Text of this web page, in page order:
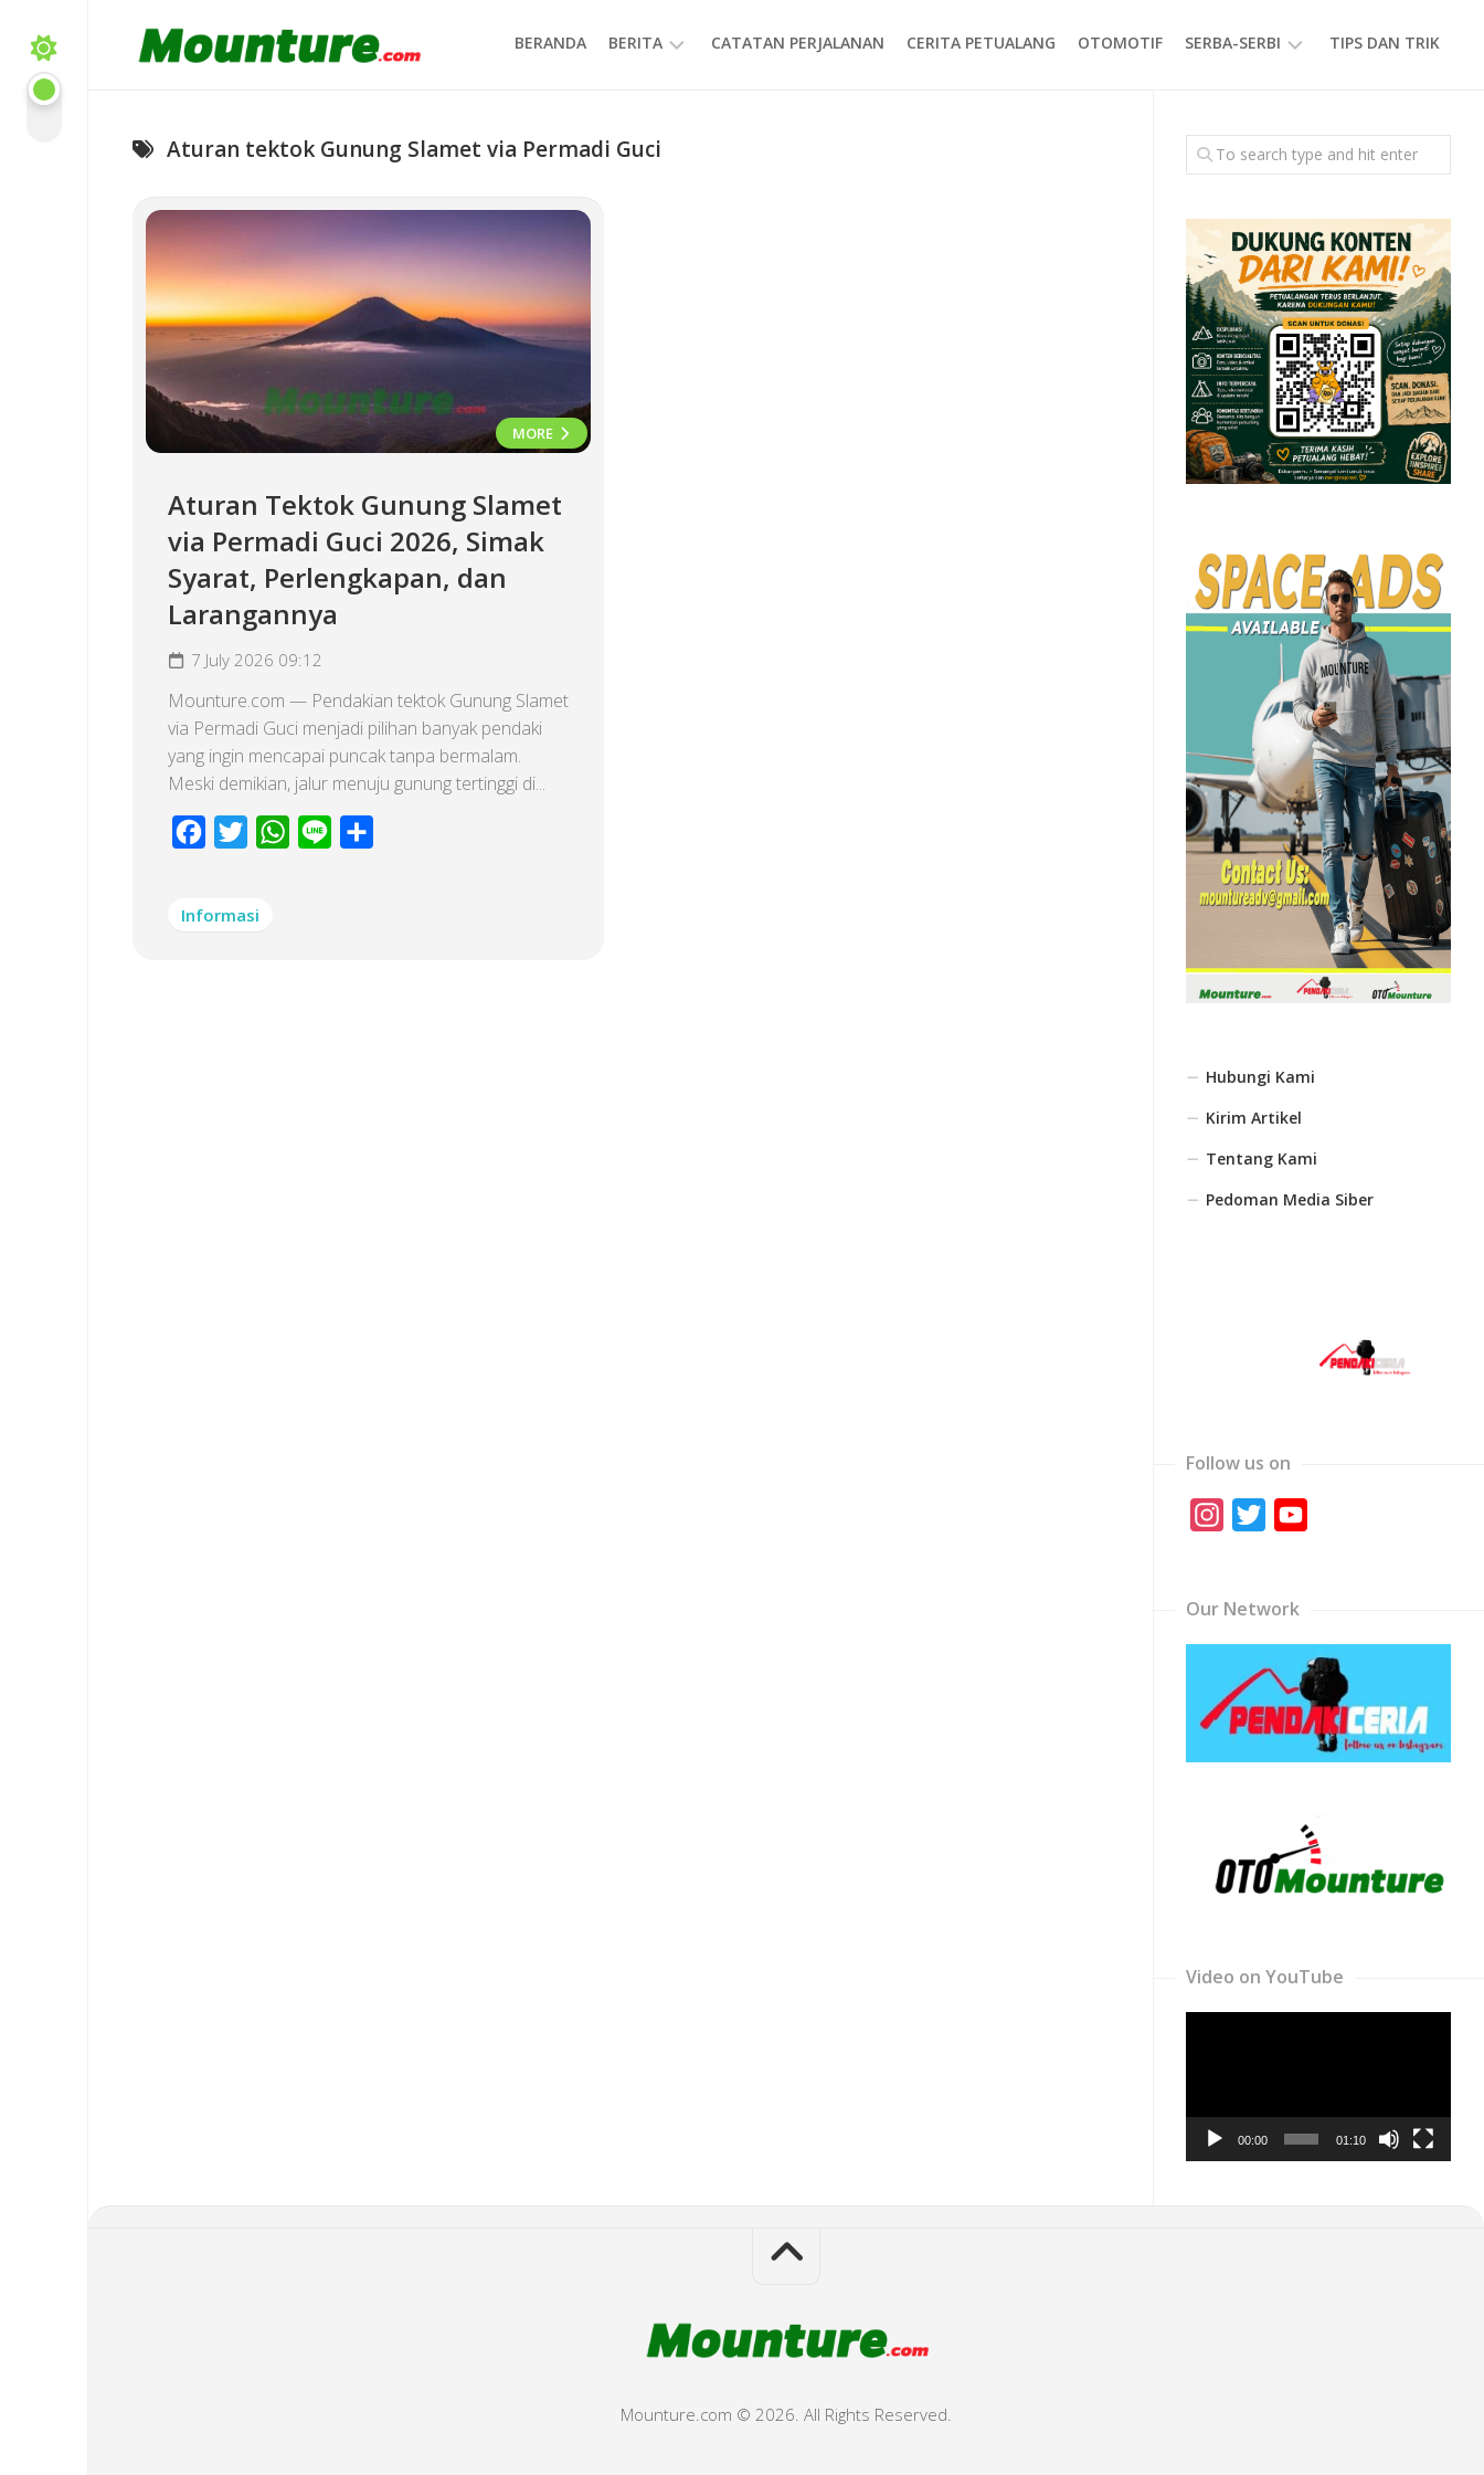
content
BERANDA BERITA CATATAN PERJALANAN CERITA PETUALANG OTOMOTIF SERBA-SERBI
GAYA
HIDUP
TIPS DAN TRIK
Aturan tektok Gunung Slamet via Permadi Guci
MORE
Aturan Tektok Gunung Slamet
via Permadi Guci 2026, Simak
Syarat, Perlengkapan, dan
Larangannya
7 July 2026 09:12
Mounture.com — Pendakian tektok Gunung Slamet
via Permadi Guci menjadi pilihan banyak pendaki
yang ingin mencapai puncak tanpa bermalam.
Meski demikian, jalur menuju gunung tertinggi di...
Facebook
Twitter WhatsApp
Line
Informasi
Hubungi Kami
Kirim Artikel
Tentang Kami
Pedoman Media Siber
Follow us on
Instagram
Twitter
Our Network
Video on YouTube
00:00 01:10
Mounture.com © 2026. All Rights Reserved.